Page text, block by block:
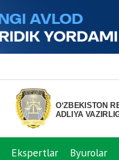
Ekspertlar Byurolar